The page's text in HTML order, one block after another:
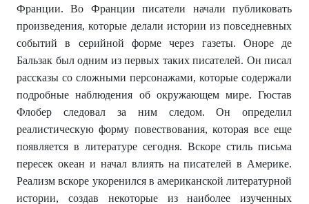
Франции. Во Франции писатели начали публиковать
произведения, которые делали истории из повседневных
событий в серийной форме через газеты. Оноре де
Бальзак был одним из первых таких писателей. Он писал
рассказы со сложными персонажами, которые содержали
подробные наблюдения об окружающем мире. Гюстав
Флобер следовал за ним следом. Он определил
реалистическую форму повествования, которая все еще
появляется в литературе сегодня. Вскоре стиль письма
пересек океан и начал влиять на писателей в Америке.
Реализм вскоре укоренился в американской литературной
истории, создав некоторые из наиболее изученных